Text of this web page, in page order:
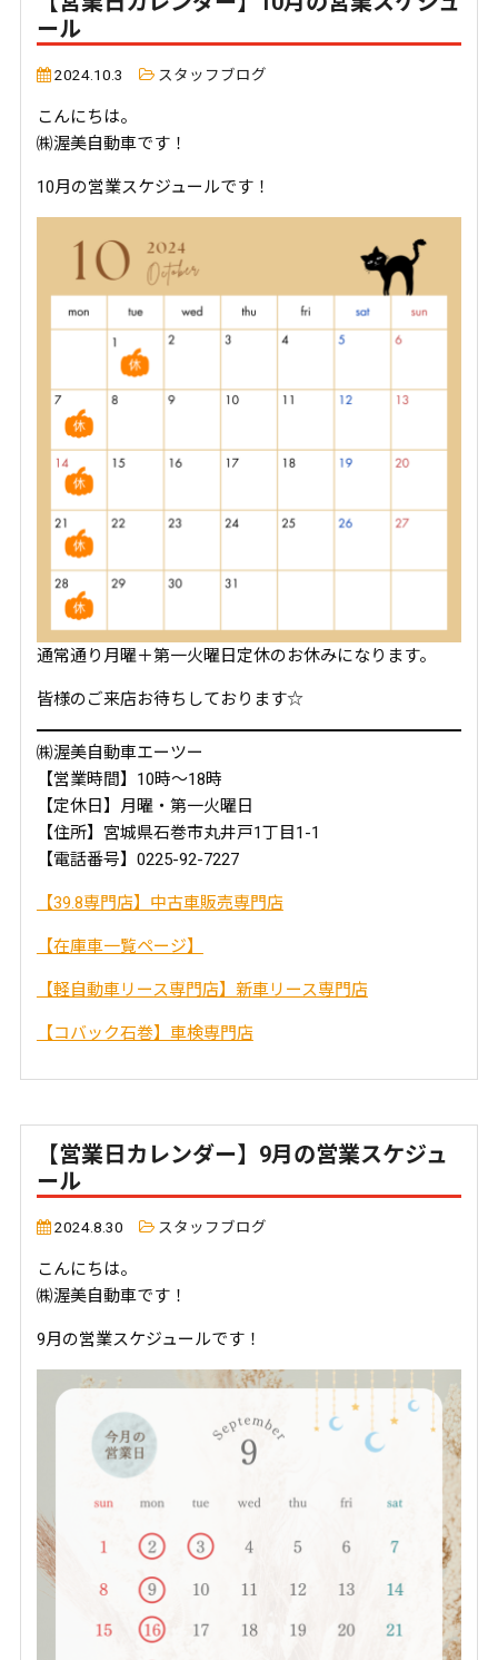
ール
2024.10.3 スタッフブログ
こんにちは。
㈱渥美自動車です！
10月の営業スケジュールです！
通常通り月曜＋第一火曜日定休のお休みになります。
皆様のご来店お待ちしております☆
㈱渥美自動車エーツー
【営業時間】10時～18時
【定休日】月曜・第一火曜日
【住所】宮城県石巻市丸井戸1丁目1-1
【電話番号】0225-92-7227
【39.8専門店】中古車販売専門店
【在庫車一覧ページ】
【軽自動車リース専門店】新車リース専門店
【コバック石巻】車検専門店
【営業日カレンダー】9月の営業スケジュ
ール
2024.8.30 スタッフブログ
こんにちは。
㈱渥美自動車です！
9月の営業スケジュールです！